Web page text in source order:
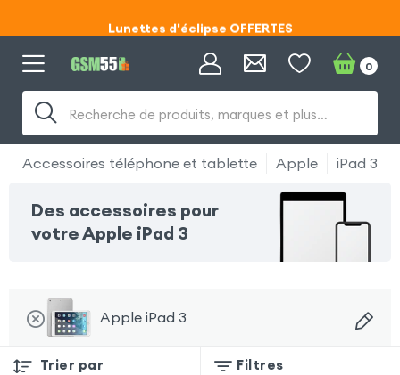
Code ECLIPSE55
Code ECLIPSE55
Recherche de produits, marques et plus…
0
Accessoires téléphone et tablette Apple iPad 3
Des accessoires pour
votre Apple iPad 3
Apple iPad 3
Trier par Filtres